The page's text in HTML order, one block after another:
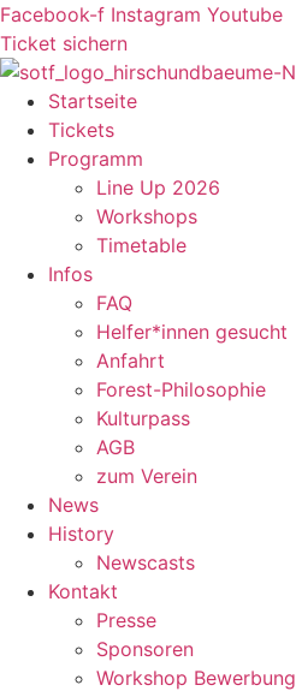
Zum
Inhalt
springen
Facebook-f Instagram Youtube
Ticket sichern
Startseite
Tickets
Programm
Line Up 2026
Workshops
Timetable
Infos
FAQ
Helfer*innen gesucht
Anfahrt
Forest-Philosophie
Kulturpass
AGB
zum Verein
News
History
Newscasts
Kontakt
Presse
Sponsoren
Workshop Bewerbung